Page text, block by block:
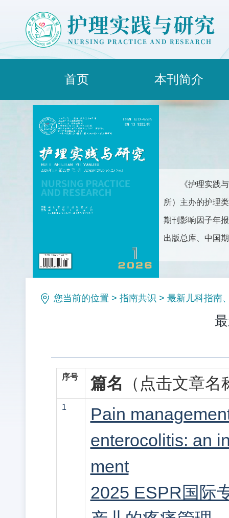
首页 本刊简介
《护理实践
所）主办的护理
期刊影响因子年
出版总库、中国
理等栏目。是护
您当前的位置 > 指南共识 > 最新儿科指南
序号 篇名 （点击文章
1
Pain
enterocolitis: an
ment
2025 ESPR国际